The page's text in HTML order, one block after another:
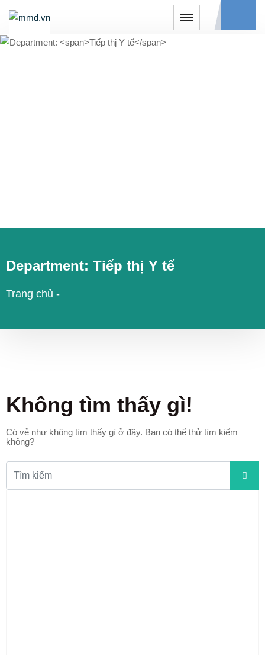
Department: Tiếp thị Y tế
Trang chủ -
Không tìm thấy gì!
Có vẻ như không tìm thấy gì ở đây. Bạn có thể thử tìm kiếm
không?